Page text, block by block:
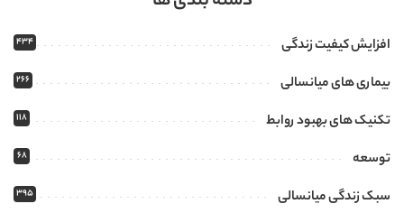
افزایش کیفیت زندگی 434
بیماری های میانسالی 266
تکنیک های بهبود روابط 118
توسعه 68
سبک زندگی میانسالی 395